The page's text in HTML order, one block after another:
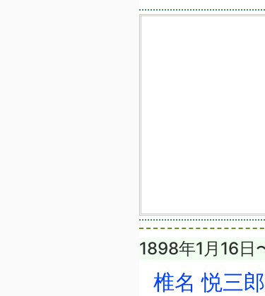
1898年1月16日
椎名 悦三郎